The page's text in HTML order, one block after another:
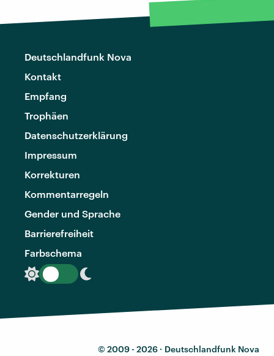
Deutschlandfunk Nova
Kontakt
Empfang
Trophäen
Datenschutzerklärung
Impressum
Korrekturen
Kommentarregeln
Gender und Sprache
Barrierefreiheit
Farbschema
© 2009 - 2026 · Deutschlandfunk Nova